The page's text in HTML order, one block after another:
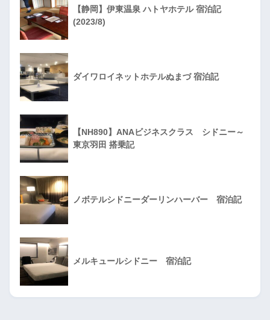
【静岡】伊東温泉 ハトヤホテル 宿泊記
(2023/8)
ダイワロイネットホテルぬまづ 宿泊記
【NH890】ANAビジネスクラス シドニー～
東京羽田 搭乗記
ノボテルシドニーダーリンハーバー 宿泊記
メルキュールシドニー 宿泊記